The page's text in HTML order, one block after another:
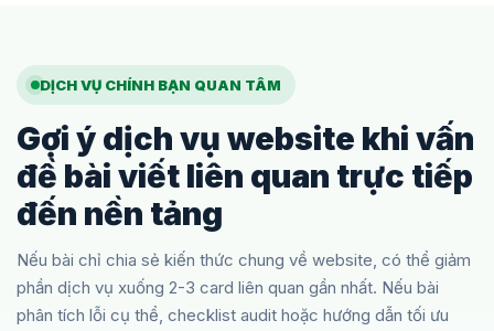
DỊCH VỤ CHÍNH BẠN QUAN TÂM
Gợi ý dịch vụ website khi vấn
đề bài viết liên quan trực tiếp
đến nền tảng
Nếu bài chỉ chia sẻ kiến thức chung về website, có thể giảm
phần dịch vụ xuống 2-3 card liên quan gần nhất. Nếu bài
phân tích lỗi cụ thể, checklist audit hoặc hướng dẫn tối ưu